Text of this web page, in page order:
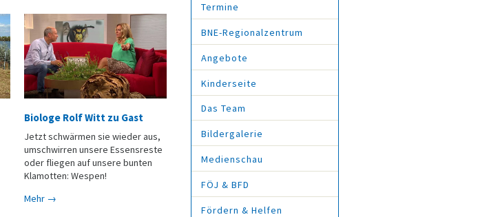
Biologe Rolf Witt zu Gast
Jetzt schwärmen sie wieder aus,
umschwirren unsere Essensreste
oder fliegen auf unsere bunten
Klamotten: Wespen!
Mehr →
Termine
BNE-Regionalzentrum
Angebote
Kinderseite
Das Team
Bildergalerie
Medienschau
FÖJ & BFD
Fördern & Helfen